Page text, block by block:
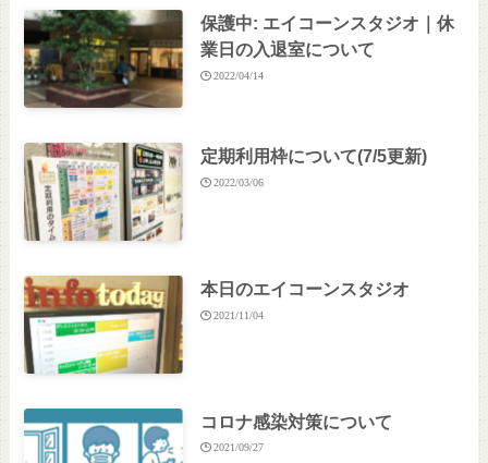
保護中: エイコーンスタジオ｜休
業日の入退室について
2022/04/14
定期利用枠について(7/5更新)
2022/03/06
本日のエイコーンスタジオ
2021/11/04
コロナ感染対策について
2021/09/27